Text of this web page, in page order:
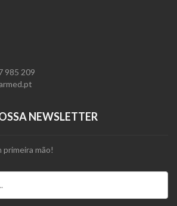
985 209
NEWSLETTER
primeira mão!